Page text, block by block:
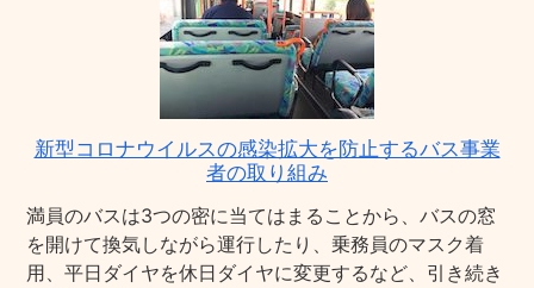
新型コロナウイルスの感染拡大を防止するバス事業
者の取り組み
満員のバスは3つの密に当てはまることから、バスの窓
を開けて換気しながら運行したり、乗務員のマスク着
用、平日ダイヤを休日ダイヤに変更するなど、引き続き